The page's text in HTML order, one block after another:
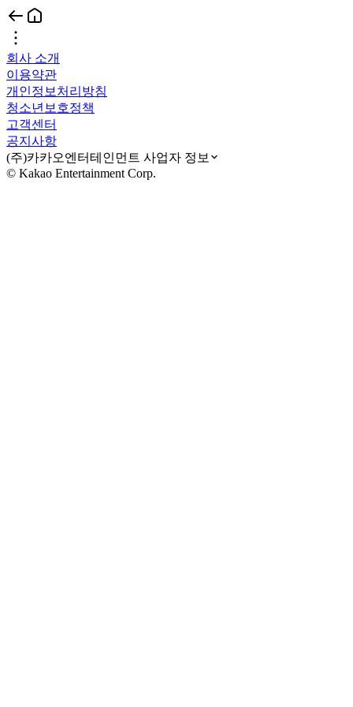
회사 소개
이용약관
개인정보처리방침
청소년보호정책
고객센터
공지사항
(주)카카오엔터테인먼트 사업자 정보
© Kakao Entertainment Corp.